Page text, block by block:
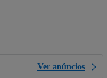
Ver anúncios